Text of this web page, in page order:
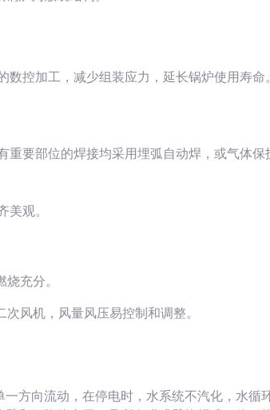
控加工，减少组装应力，延长锅炉使用寿命
重要部位的焊接均采用埋弧自动焊，或气体保
美观。
充分。
风机，风量风压易控制和调整。
方向流动，在停电时，水系统不汽化，水循